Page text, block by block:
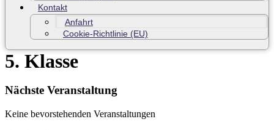
Kontakt
Anfahrt
Cookie-Richtlinie (EU)
5. Klasse
Nächste Veranstaltung
Keine bevorstehenden Veranstaltungen